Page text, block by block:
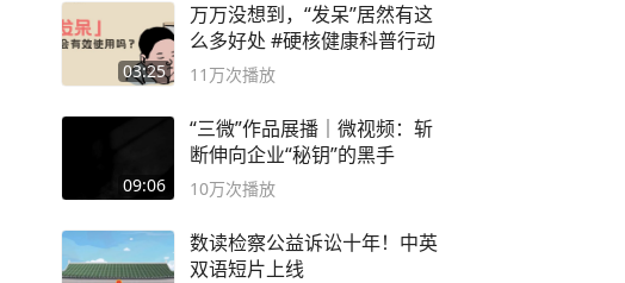
03:25
万万没想到，“发呆”居然有这
么多好处 #硬核健康科普行动
11万次播放
09:06
“三微”作品展播｜微视频：斩
断伸向企业“秘钥”的黑手
10万次播放
数读检察公益诉讼十年！中英
双语短片上线